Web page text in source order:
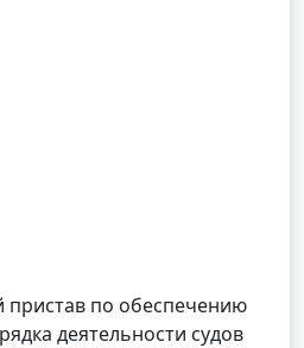
по обеспечению
деятельности судов